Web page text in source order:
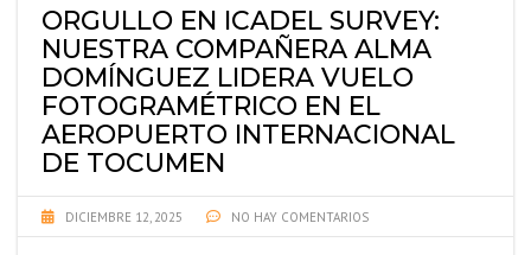
ORGULLO EN ICADEL SURVEY:
NUESTRA COMPAÑERA ALMA
DOMÍNGUEZ LIDERA VUELO
FOTOGRAMÉTRICO EN EL
AEROPUERTO INTERNACIONAL
DE TOCUMEN
DICIEMBRE 12, 2025 NO HAY COMENTARIOS